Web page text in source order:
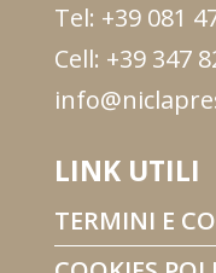
Tel: +39 081
Cell: +39 347
LINK UTILI
TERMINI E